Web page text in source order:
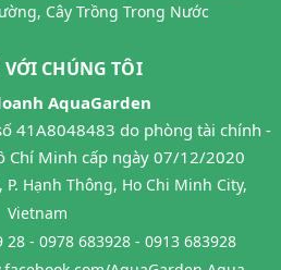
Cây Trồng Trong Nước
VỚI CHÚNG TÔI
AquaGarden
41A8048483 do phòng tài chính -
Chí Minh cấp ngày 07/12/2020
P. Hạnh Thông, Ho Chi Minh City,
Vietnam
28 - 0978 683928 - 0913 683928